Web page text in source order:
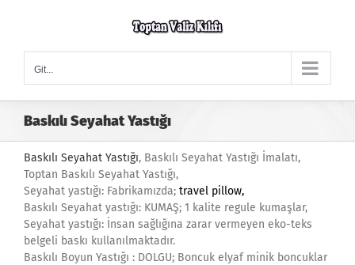
Git...
Baskılı Seyahat Yastığı
Baskılı Seyahat Yastığı, Baskılı Seyahat Yastığı İmalatı,
Toptan Baskılı Seyahat Yastığı,
Seyahat yastığı: Fabrikamızda; travel pillow,
Baskılı Seyahat yastığı: KUMAŞ; 1 kalite regule kumaşlar,
Seyahat yastığı: İnsan sağlığına zarar vermeyen eko-teks
belgeli baskı kullanılmaktadır.
Baskılı Boyun Yastığı : DOLGU; Boncuk elyaf minik boncuklar